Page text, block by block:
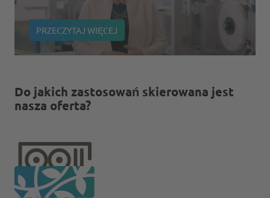
PRZECZYTAJ WIĘCEJ
Do jakich zastosowań skierowana jest
nasza oferta?